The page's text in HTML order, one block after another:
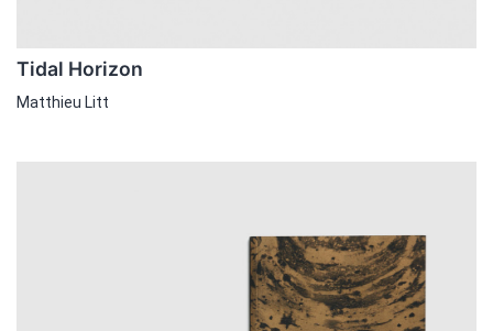
Tidal Horizon
Matthieu Litt